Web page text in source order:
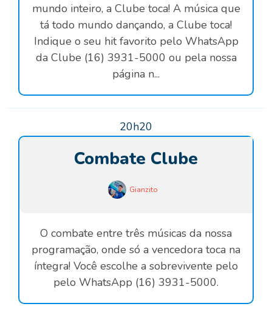
mundo inteiro, a Clube toca! A música que
tá todo mundo dançando, a Clube toca!
Indique o seu hit favorito pelo WhatsApp
da Clube (16) 3931-5000 ou pela nossa
página n...
20h20
Combate Clube
Gianzito
O combate entre três músicas da nossa
programação, onde só a vencedora toca na
íntegra! Você escolhe a sobrevivente pelo
pelo WhatsApp (16) 3931-5000.